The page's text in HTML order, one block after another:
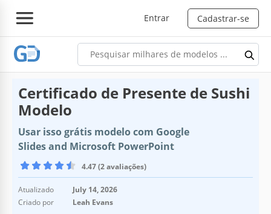
Entrar Cadastrar-se
Certificado de Presente de Sushi
Modelo
Usar isso grátis modelo com Google
Slides and Microsoft PowerPoint
4.47 (2 avaliações)
Atualizado
July 14, 2026
Criado por
Leah Evans